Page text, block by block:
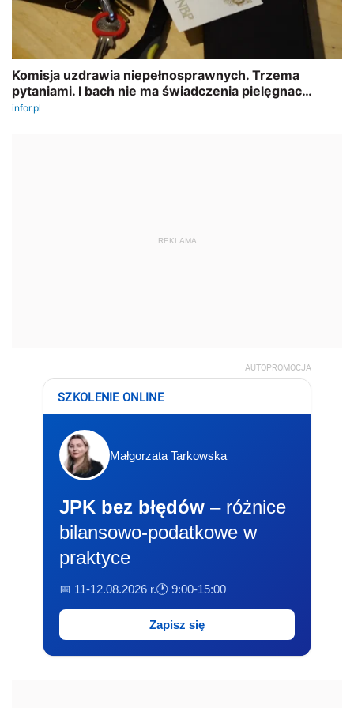
REKLAMA
AUTOPROMOCJA
SZKOLENIE ONLINE
Małgorzata Tarkowska
JPK bez błędów – różnice
bilansowo-podatkowe w
praktyce
📅 11-12.08.2026 r.🕐 9:00-15:00
Zapisz się